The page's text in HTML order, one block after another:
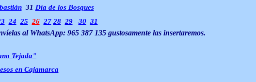
31 Día de los Bosques
24 25 26 27 28 29 30 31
al WhatsApp: 965 387 135 gustosamente las insertaremos.
Tejada"
en Cajamarca